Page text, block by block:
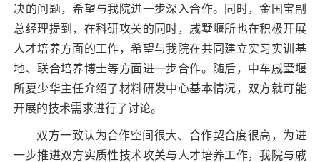
决的问题，希望与我院进一步深入合作。同时，金国宝副
总经理提到，在科研攻关的同时，戚墅堰所也在积极开展
人才培养方面的工作，希望与我院在共同建立实习实训基
地、联合培养博士等方面进一步合作。随后，中车戚墅堰
所夏少华主任介绍了材料研发中心基本情况，双方就可能
开展的技术需求进行了讨论。
双方一致认为合作空间很大、合作契合度很高，为进
一步推进双方实质性技术攻关与人才培养工作，我院与戚